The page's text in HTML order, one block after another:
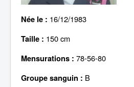
Dessins
Artiste Asperger
Lexique
Née le : 16/12/1983
Taille : 150 cm
Mensurations : 78-56-80
Groupe sanguin : B